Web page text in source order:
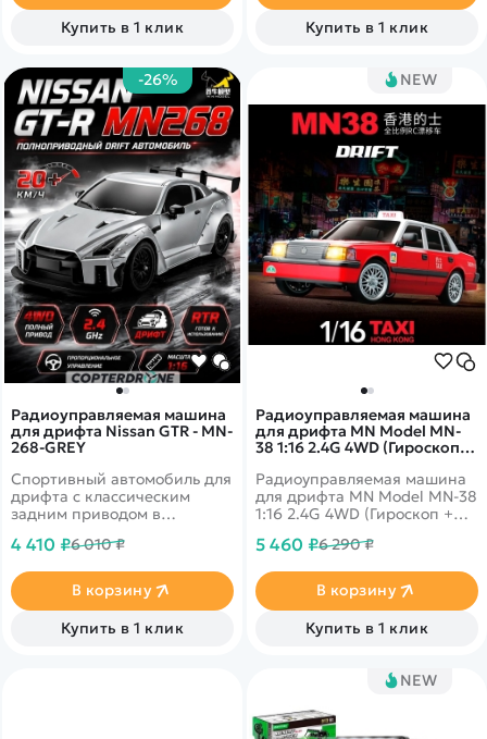
Купить в 1 клик
Купить в 1 клик
-26%
Радиоуправляемая машина
для дрифта Nissan GTR - MN-
268-GREY
Cпортивный автомобиль для
дрифта с классическим
задним приводом в
поставляется в полностью
виде
4 410 ₽6 010 ₽
В корзину
Купить в 1 клик
NEW
Радиоуправляемая машина
для дрифта MN Model MN-
38 1:16 2.4G 4WD (Гироскоп +
Радиоуправляемая машина
для дрифта MN Model MN-38
1:16 2.4G 4WD (Гироскоп +
Гонконгское такси.
5 460 ₽6 290 ₽
В корзину
Купить в 1 клик
NEW